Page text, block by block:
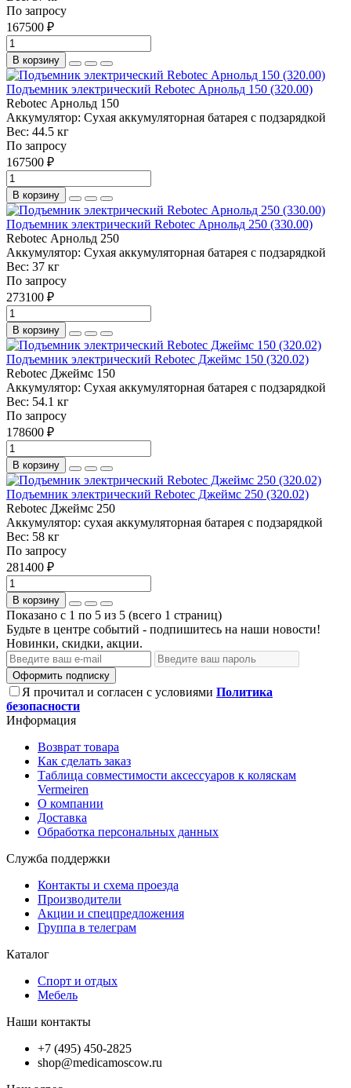
По запросу
167500 ₽
В корзину
Подъемник электрический Rebotec Арнольд 150 (320.00)
Rebotec Арнольд 150
Аккумулятор: Сухая аккумуляторная батарея с подзарядкой
Вес: 44.5 кг
По запросу
167500 ₽
В корзину
Подъемник электрический Rebotec Арнольд 250 (330.00)
Rebotec Арнольд 250
Аккумулятор: Сухая аккумуляторная батарея с подзарядкой
Вес: 37 кг
По запросу
273100 ₽
В корзину
Подъемник электрический Rebotec Джеймс 150 (320.02)
Rebotec Джеймс 150
Аккумулятор: Сухая аккумуляторная батарея с подзарядкой
Вес: 54.1 кг
По запросу
178600 ₽
В корзину
Подъемник электрический Rebotec Джеймс 250 (320.02)
Rebotec Джеймс 250
Аккумулятор: сухая аккумуляторная батарея с подзарядкой
Вес: 58 кг
По запросу
281400 ₽
В корзину
Показано с 1 по 5 из 5 (всего 1 страниц)
Будьте в центре событий - подпишитесь на наши новости!
Новинки, скидки, акции.
Оформить подписку
Я прочитал и согласен с условиями Политика
безопасности
Информация
Возврат товара
Как сделать заказ
Таблица совместимости аксессуаров к коляскам
Vermeiren
О компании
Доставка
Обработка персональных данных
Служба поддержки
Контакты и схема проезда
Производители
Акции и спецпредложения
Группа в телеграм
Каталог
Спорт и отдых
Мебель
Наши контакты
+7 (495) 450-2825
shop@medicamoscow.ru